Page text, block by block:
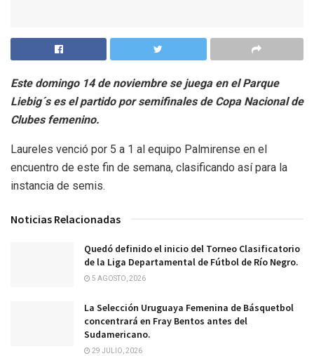
Este domingo 14 de noviembre se juega en el Parque
Liebig´s es el partido por semifinales de Copa Nacional de
Clubes femenino.
Laureles venció por 5 a 1 al equipo Palmirense en el
encuentro de este fin de semana, clasificando así para la
instancia de semis.
Noticias Relacionadas
Quedó definido el inicio del Torneo Clasificatorio
de la Liga Departamental de Fútbol de Río Negro.
5 AGOSTO, 2026
La Selección Uruguaya Femenina de Básquetbol
concentrará en Fray Bentos antes del
Sudamericano.
29 JULIO, 2026